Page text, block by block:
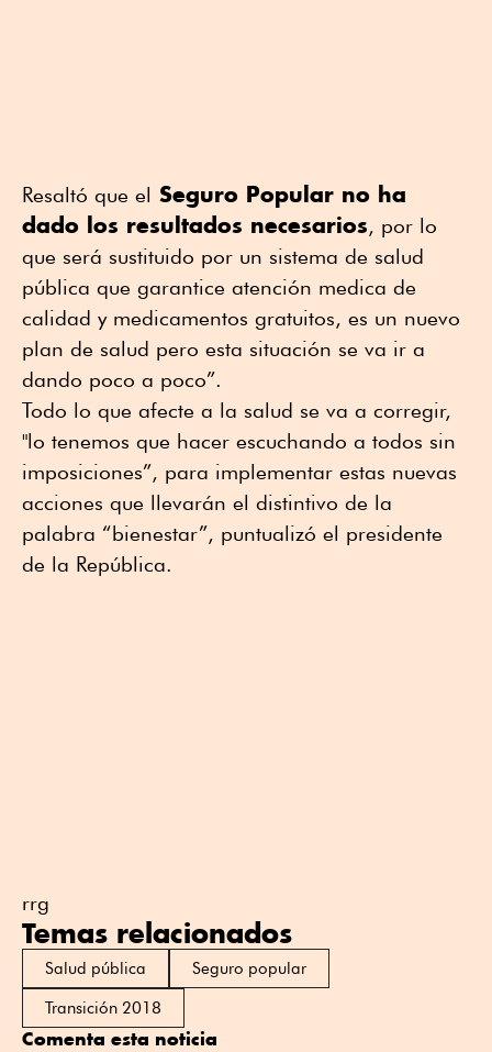
Resaltó que el Seguro Popular no ha
dado los resultados necesarios, por lo
que será sustituido por un sistema de salud
pública que garantice atención medica de
calidad y medicamentos gratuitos, es un nuevo
plan de salud pero esta situación se va ir a
dando poco a poco”.
Todo lo que afecte a la salud se va a corregir,
"lo tenemos que hacer escuchando a todos sin
imposiciones”, para implementar estas nuevas
acciones que llevarán el distintivo de la
palabra “bienestar”, puntualizó el presidente
de la República.
rrg
Temas relacionados
Salud pública
Seguro popular
Transición 2018
Comenta esta noticia